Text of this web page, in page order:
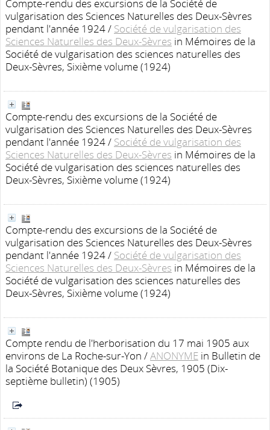
Compte-rendu des excursions de la Société de
vulgarisation des Sciences Naturelles des Deux-Sèvres
pendant l'année 1924/ Société de vulgarisation des
Sciences Naturelles des Deux-Sèvres in Mémoires de la
Société de vulgarisation des sciences naturelles des
Deux-Sèvres, Sixième volume (1924)
Compte-rendu des excursions de la Société de
vulgarisation des Sciences Naturelles des Deux-Sèvres
pendant l'année 1924/ Société de vulgarisation des
Sciences Naturelles des Deux-Sèvres in Mémoires de la
Société de vulgarisation des sciences naturelles des
Deux-Sèvres, Sixième volume (1924)
Compte-rendu des excursions de la Société de
vulgarisation des Sciences Naturelles des Deux-Sèvres
pendant l'année 1924/ Société de vulgarisation des
Sciences Naturelles des Deux-Sèvres in Mémoires de la
Société de vulgarisation des sciences naturelles des
Deux-Sèvres, Sixième volume (1924)
Compte rendu de l'herborisation du 17 mai 1905 aux
environs de La Roche-sur-Yon /ANONYME in Bulletin de
la Société Botanique des Deux Sèvres, 1905 (Dix-
septième bulletin) (1905)